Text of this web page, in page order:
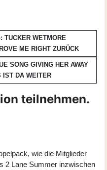
TUCKER WETMORE
ME RIGHT ZURÜCK
SONG GIVING HER AWAY
IST DA WEITER
teilnehmen.
wie die Mitglieder
2 Lane Summer inzwischen